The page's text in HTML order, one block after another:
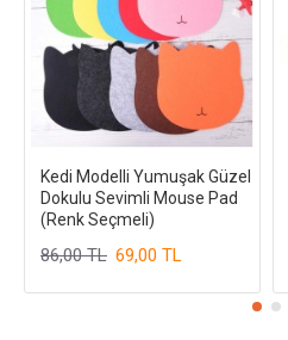
Kedi Modelli Yumuşak Güzel
Dokulu Sevimli Mouse Pad
(Renk Seçmeli)
69,00 TL
86,00 TL